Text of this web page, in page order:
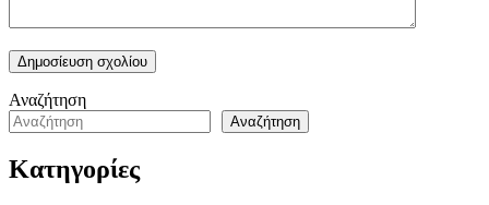
Αναζήτηση
Αναζήτηση
Κατηγορίες